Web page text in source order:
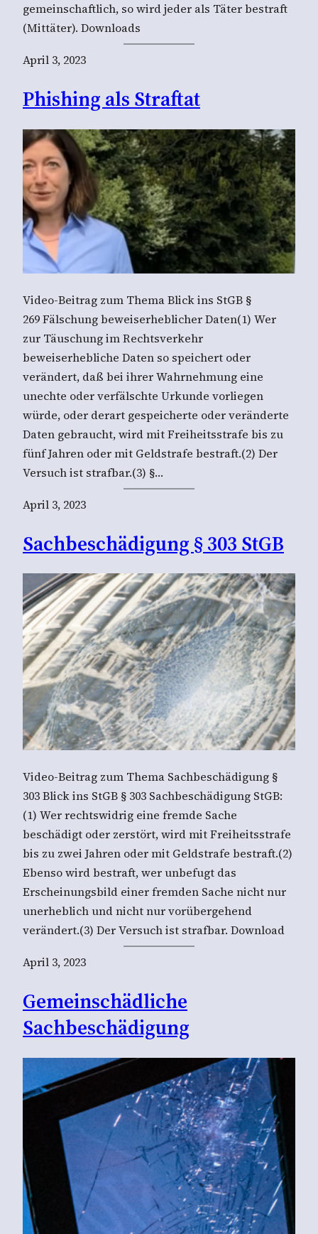
gemeinschaftlich, so wird jeder als Täter bestraft
(Mittäter). Downloads
April 3, 2023
Phishing als Straftat
Video-Beitrag zum Thema Blick ins StGB §
269 Fälschung beweiserheblicher Daten(1) Wer
zur Täuschung im Rechtsverkehr
beweiserhebliche Daten so speichert oder
verändert, daß bei ihrer Wahrnehmung eine
unechte oder verfälschte Urkunde vorliegen
würde, oder derart gespeicherte oder veränderte
Daten gebraucht, wird mit Freiheitsstrafe bis zu
fünf Jahren oder mit Geldstrafe bestraft.(2) Der
Versuch ist strafbar.(3) §…
April 3, 2023
Sachbeschädigung § 303 StGB
Video-Beitrag zum Thema Sachbeschädigung §
303 Blick ins StGB § 303 Sachbeschädigung StGB:
(1) Wer rechtswidrig eine fremde Sache
beschädigt oder zerstört, wird mit Freiheitsstrafe
bis zu zwei Jahren oder mit Geldstrafe bestraft.(2)
Ebenso wird bestraft, wer unbefugt das
Erscheinungsbild einer fremden Sache nicht nur
unerheblich und nicht nur vorübergehend
verändert.(3) Der Versuch ist strafbar. Download
April 3, 2023
Gemeinschädliche
Sachbeschädigung